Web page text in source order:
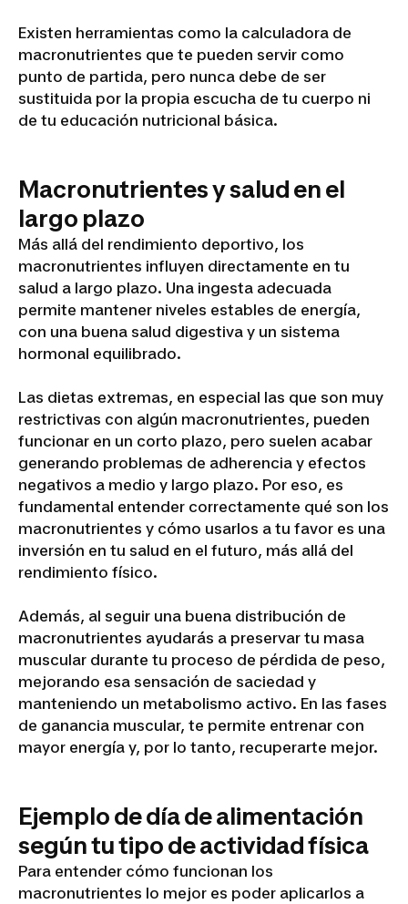
Existen herramientas como la calculadora de
macronutrientes que te pueden servir como
punto de partida, pero nunca debe de ser
sustituida por la propia escucha de tu cuerpo ni
de tu educación nutricional básica.
Macronutrientes y salud en el
largo plazo
Más allá del rendimiento deportivo, los
macronutrientes influyen directamente en tu
salud a largo plazo. Una ingesta adecuada
permite mantener niveles estables de energía,
con una buena salud digestiva y un sistema
hormonal equilibrado.
Las dietas extremas, en especial las que son muy
restrictivas con algún macronutrientes, pueden
funcionar en un corto plazo, pero suelen acabar
generando problemas de adherencia y efectos
negativos a medio y largo plazo. Por eso, es
fundamental entender correctamente qué son los
macronutrientes y cómo usarlos a tu favor es una
inversión en tu salud en el futuro, más allá del
rendimiento físico.
Además, al seguir una buena distribución de
macronutrientes ayudarás a preservar tu masa
muscular durante tu proceso de pérdida de peso,
mejorando esa sensación de saciedad y
manteniendo un metabolismo activo. En las fases
de ganancia muscular, te permite entrenar con
mayor energía y, por lo tanto, recuperarte mejor.
Ejemplo de día de alimentación
según tu tipo de actividad física
Para entender cómo funcionan los
macronutrientes lo mejor es poder aplicarlos a